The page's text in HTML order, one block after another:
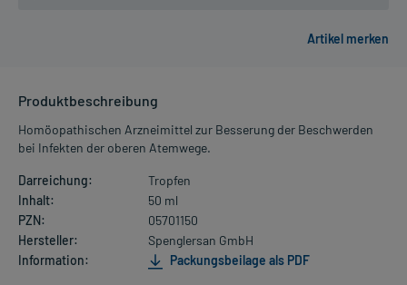
Produktbeschreibung
Homöopathischen Arzneimittel zur Besserung der Beschwerden
bei Infekten der oberen Atemwege.
Darreichung:
Tropfen
Inhalt:
50 ml
PZN:
05701150
Hersteller:
Spenglersan GmbH
Information:
Packungsbeilage als PDF